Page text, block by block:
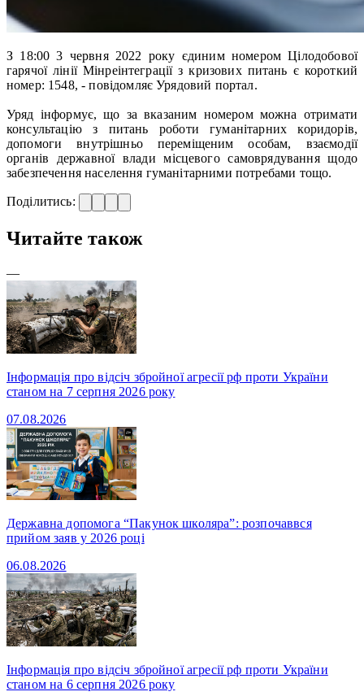
З 18:00 3 червня 2022 року єдиним номером Цілодобової
гарячої лінії Мінреінтеграції з кризових питань є короткий
номер: 1548, - повідомляє Урядовий портал.
Уряд інформує, що за вказаним номером можна отримати
консультацію з питань роботи гуманітарних коридорів,
допомоги внутрішньо переміщеним особам, взаємодії
органів державної влади місцевого самоврядування щодо
забезпечення населення гуманітарними потребами тощо.
Поділитись:
Читайте також
—
Інформація про відсіч збройної агресії рф проти України
станом на 7 серпня 2026 року
07.08.2026
Державна допомога “Пакунок школяра”: розпочаввся
прийом заяв у 2026 році
06.08.2026
Інформація про відсіч збройної агресії рф проти України
станом на 6 серпня 2026 року